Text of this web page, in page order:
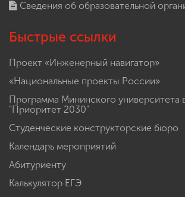
Студенческая жизнь
Быстрые ссылки
Проект «Инженерный навигатор»
«Национальные проекты России»
"Приоритет 2030"
Студенческие конструкторские бюро
Календарь мероприятий
Абитуриенту